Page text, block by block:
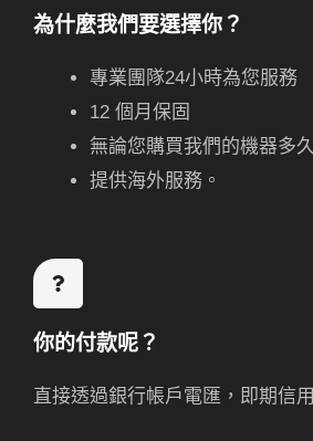
為什麼我們要選擇你？
專業團隊24小時為您服務
12 個月保固
無論您購買我們的機器多
提供海外服務。
你的付款呢？
直接透過銀行帳戶電匯，即期信